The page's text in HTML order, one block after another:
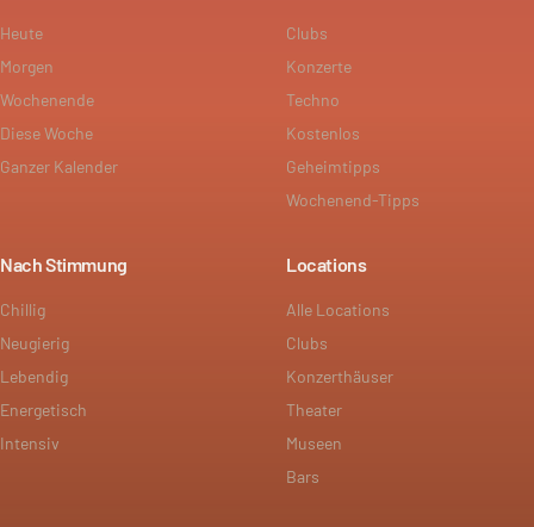
Heute
Morgen
Wochenende
Diese Woche
Ganzer Kalender
Clubs
Konzerte
Techno
Kostenlos
Geheimtipps
Wochenend-Tipps
Nach Stimmung
Chillig
Neugierig
Lebendig
Energetisch
Intensiv
Locations
Alle Locations
Clubs
Konzerthäuser
Theater
Museen
Bars